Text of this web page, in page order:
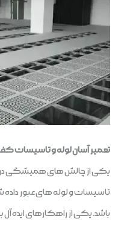
تعمیر آسان لوله و تاسیسات
یکی از چالش های همیشگی در
تاسیسات و لوله های عبور
باشد. یکی از راهکارهای ایده آل